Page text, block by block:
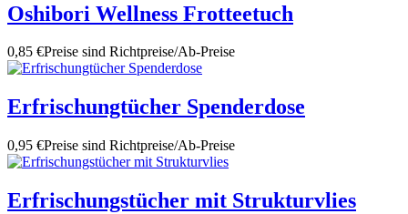
Oshibori Wellness Frotteetuch
0,85 €Preise sind Richtpreise/Ab-Preise
Erfrischungtücher Spenderdose
0,95 €Preise sind Richtpreise/Ab-Preise
Erfrischungstücher mit Strukturvlies